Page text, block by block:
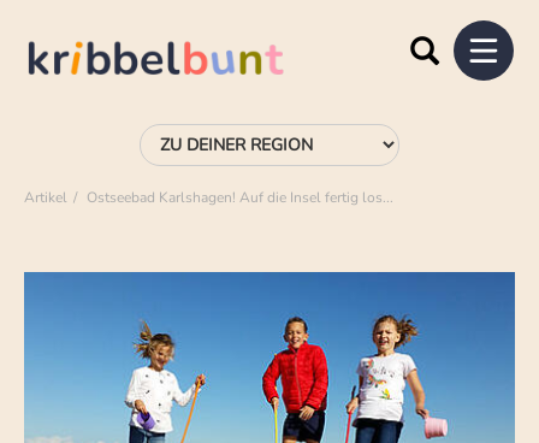
Artikel Ostseebad Karlshagen! Auf die Insel fertig los...